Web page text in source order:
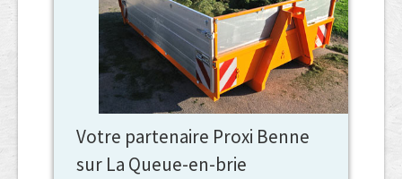
Votre partenaire Proxi Benne
sur La Queue-en-brie